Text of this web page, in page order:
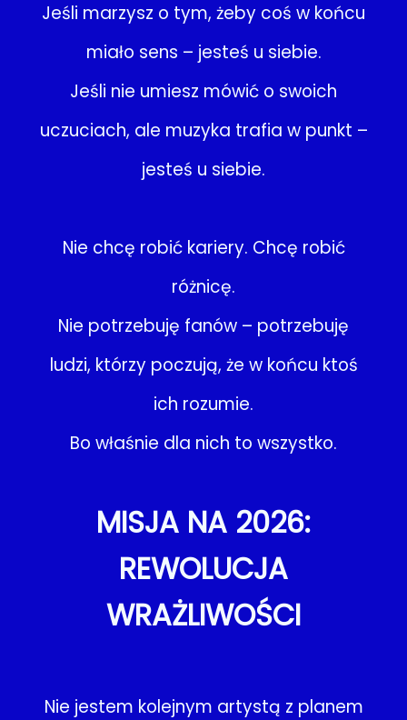
Jeśli marzysz o tym, żeby coś w końcu
miało sens – jesteś u siebie.
Jeśli nie umiesz mówić o swoich
uczuciach, ale muzyka trafia w punkt –
jesteś u siebie.
Nie chcę robić kariery. Chcę robić
różnicę.
Nie potrzebuję fanów – potrzebuję
ludzi, którzy poczują, że w końcu ktoś
ich rozumie.
Bo właśnie dla nich to wszystko.
MISJA NA 2026:
REWOLUCJA
WRAŻLIWOŚCI
Nie jestem kolejnym artystą z planem